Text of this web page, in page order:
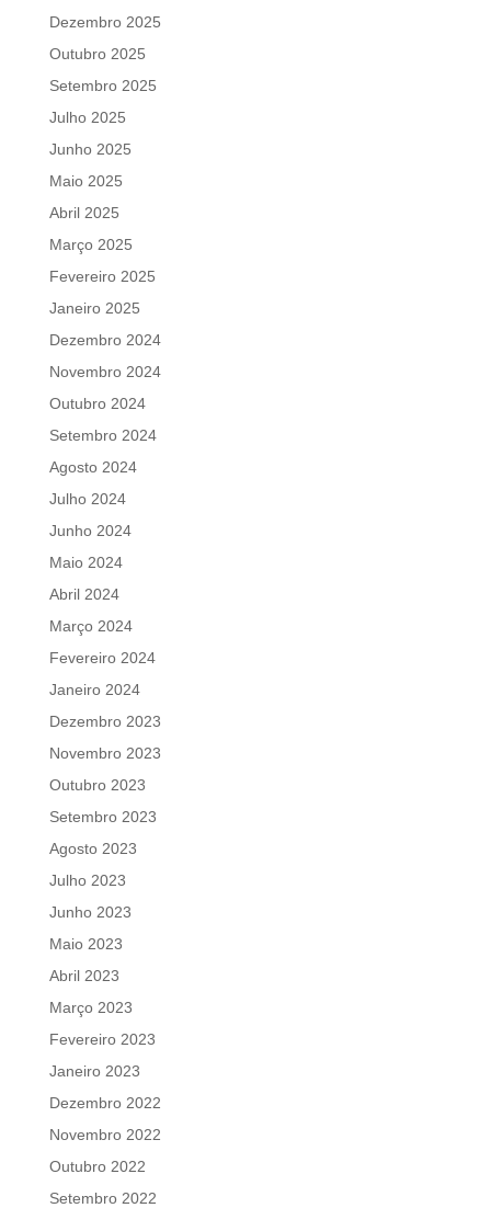
Dezembro 2025
Outubro 2025
Setembro 2025
Julho 2025
Junho 2025
Maio 2025
Abril 2025
Março 2025
Fevereiro 2025
Janeiro 2025
Dezembro 2024
Novembro 2024
Outubro 2024
Setembro 2024
Agosto 2024
Julho 2024
Junho 2024
Maio 2024
Abril 2024
Março 2024
Fevereiro 2024
Janeiro 2024
Dezembro 2023
Novembro 2023
Outubro 2023
Setembro 2023
Agosto 2023
Julho 2023
Junho 2023
Maio 2023
Abril 2023
Março 2023
Fevereiro 2023
Janeiro 2023
Dezembro 2022
Novembro 2022
Outubro 2022
Setembro 2022